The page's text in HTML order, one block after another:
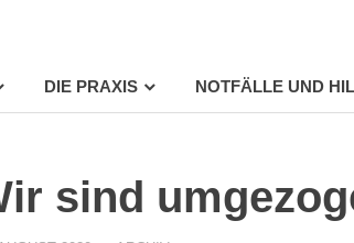
DIE PRAXIS NOTFÄLLE UND
sind